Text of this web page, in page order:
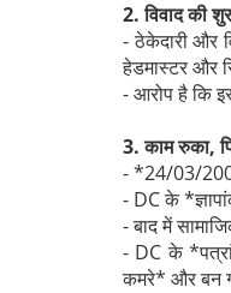
2. विवाद की
- ठेकेदारी और
हेडमास्टर और
- आरोप है कि
3. काम रुका,
- *24/03/
- DC के
- बाद में
- DC के
कमरे* और बन